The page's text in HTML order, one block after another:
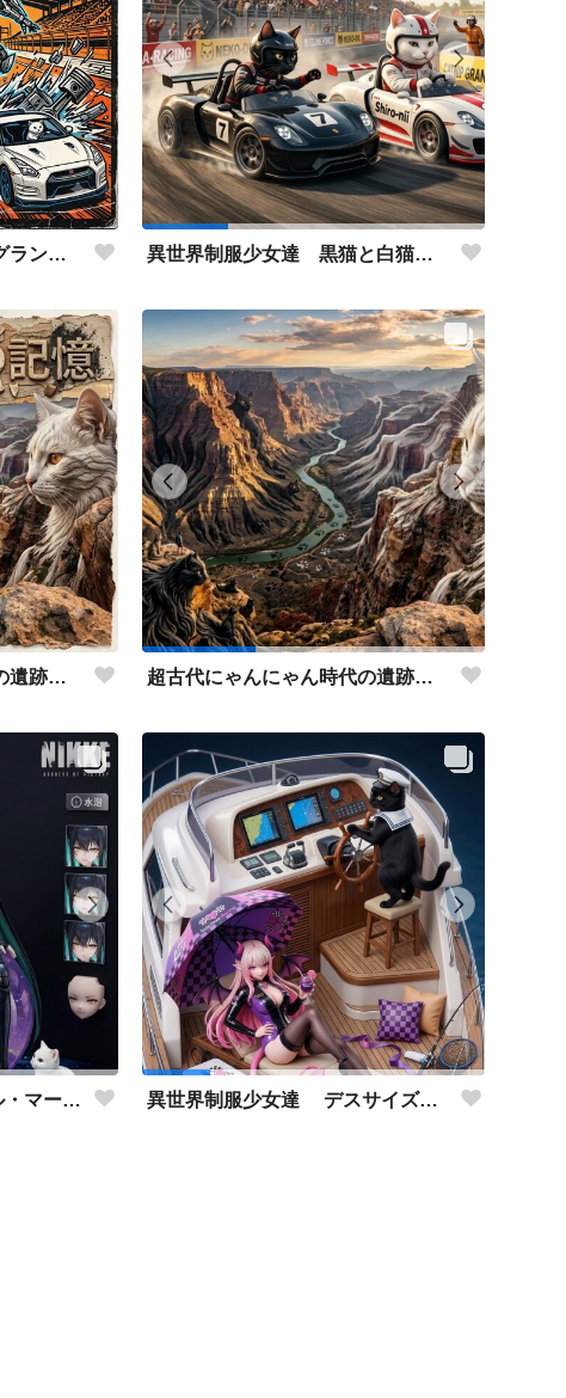
タイトル：猫極（ネコ・グランプリ）〜激闘のマグロ・カツオ・メカクイーン〜‼️ アクリルミュージック 異世界制服少女達 黒猫と白猫兄さん‼️ アクリルドールフィギュア
超古代にゃんにゃん時代の遺跡 アクリルミュージック 超古代にゃんにゃん時代の遺跡…侵食が始まる…
勝利の女神:NIKKE リトル・マーメイド アクリルドールフィギュア 異世界制服少女達 デスサイズレースクィーンと黒猫🐈‍⬛と白猫🐈 アクリルドールフィギュア